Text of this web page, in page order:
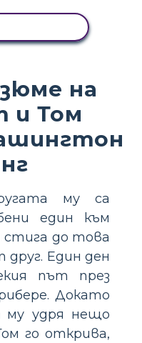
на
и Том
му са
един към
стига до това
друг. Един ден
път през
Докато
му удря нещо
го открива,